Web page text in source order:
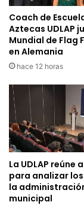
Coach de
Aztecas UDLAP
Mundial de Flag
en Alemania
hace 12 horas
La UDLAP reúne
para analizar
la
municipal